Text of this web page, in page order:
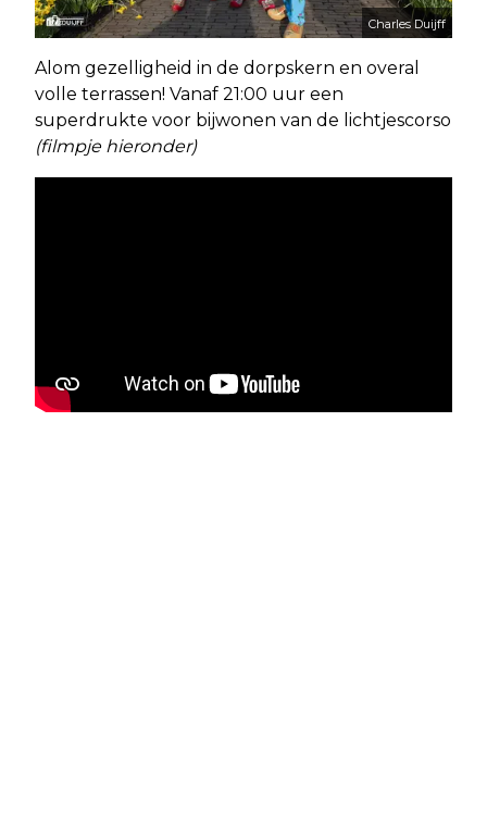
Charles Duijff
Alom gezelligheid in de dorpskern en overal
volle terrassen! Vanaf 21:00 uur een
superdrukte voor bijwonen van de lichtjescorso
(filmpje hieronder)